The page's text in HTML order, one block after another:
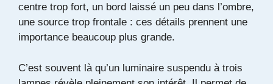
centre trop fort, un bord laissé un peu dans l’ombre,
une source trop frontale : ces détails prennent une
importance beaucoup plus grande.
C’est souvent là qu’un luminaire suspendu à trois